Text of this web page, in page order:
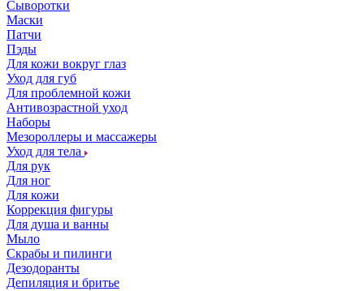
Сыворотки
Маски
Патчи
Пэды
Для кожи вокруг глаз
Уход для губ
Для проблемной кожи
Антивозрастной уход
Наборы
Мезороллеры и массажеры
Уход для тела
Для рук
Для ног
Для кожи
Коррекция фигуры
Для душа и ванны
Мыло
Скрабы и пилинги
Дезодоранты
Депиляция и бритье